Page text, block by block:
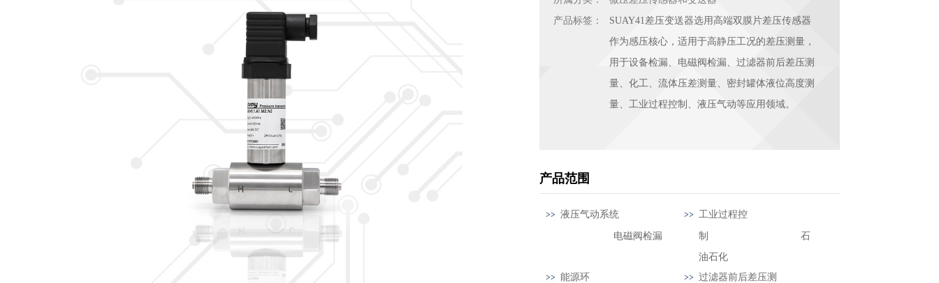
产品标签：
SUAY41差压变送器选用高端双膜片差压传感器
作为感压核心，适用于高静压工况的差压测量，
用于设备检漏、电磁阀检漏、过滤器前后差压测
量、化工、流体压差测量、密封罐体液位高度测
量、工业过程控制、液压气动等应用领域。
产品范围
液压气动系统
电磁阀检漏
工业过程控
制 石
油石化
能源环 过滤器前后差压测